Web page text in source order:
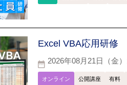
Excel VBA応用研修
2026年08月21日（金
オンライン 公開講座 有料